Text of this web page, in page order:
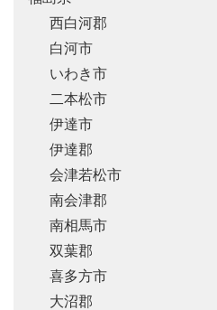
西白河郡
白河市
いわき市
二本松市
伊達市
伊達郡
会津若松市
南会津郡
南相馬市
双葉郡
喜多方市
大沼郡